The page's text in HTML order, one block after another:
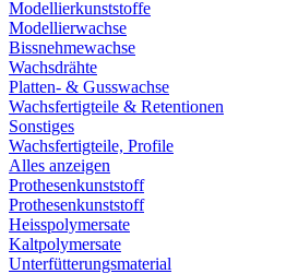
Modellierkunststoffe
Modellierwachse
Bissnehmewachse
Wachsdrähte
Platten- & Gusswachse
Wachsfertigteile & Retentionen
Sonstiges
Wachsfertigteile, Profile
Alles anzeigen
Prothesenkunststoff
Prothesenkunststoff
Heisspolymersate
Kaltpolymersate
Unterfütterungsmaterial